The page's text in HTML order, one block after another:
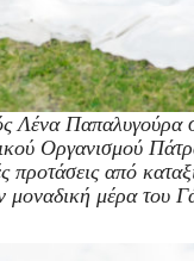
Λένα Παπαλυγούρα
Οργανισμού
προτάσεις από
μοναδική μέρα του